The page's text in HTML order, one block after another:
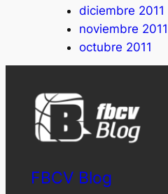
diciembre 2011
noviembre 2011
octubre 2011
FBCV Blog